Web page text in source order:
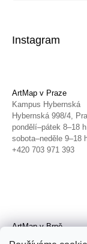
Instagram
ArtMap v Praze
Kampus Hybernská
Hybernská 998/4,
pondělí–pátek 8–18 h
sobota–neděle 9–18
+420 703 971 393
ArtMap v Brně